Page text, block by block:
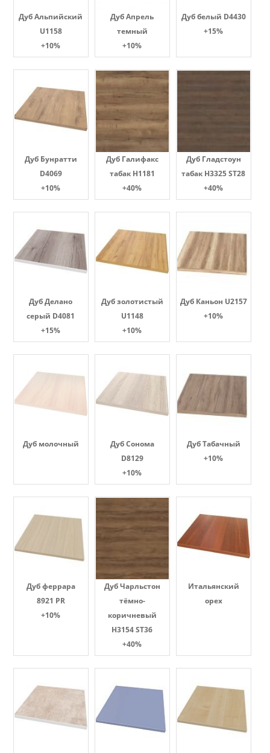
Дуб Альпийский
U1158
+10%
Дуб Апрель
темный
+10%
Дуб белый D4430
+15%
Дуб Бунратти
D4069
+10%
Дуб Галифакс
табак Н1181
+40%
Дуб Гладстоун
табак H3325 ST28
+40%
Дуб Делано
серый D4081
+15%
Дуб золотистый
U1148
+10%
Дуб Каньон U2157
+10%
Дуб молочный
Дуб Сонома
D8129
+10%
Дуб Табачный
+10%
Дуб феррара
8921 PR
+10%
Дуб Чарльстон
тёмно-
коричневый
H3154 ST36
+40%
Итальянский
орех